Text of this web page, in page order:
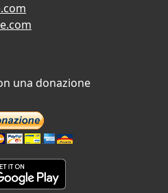
una donazione